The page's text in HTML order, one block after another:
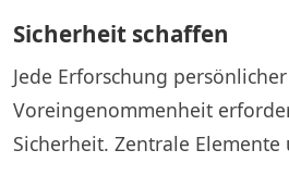
Sicherheit schaffen
Jede Erforschung persönlicher
Voreingenommenheit
Sicherheit. Zentrale Elemente